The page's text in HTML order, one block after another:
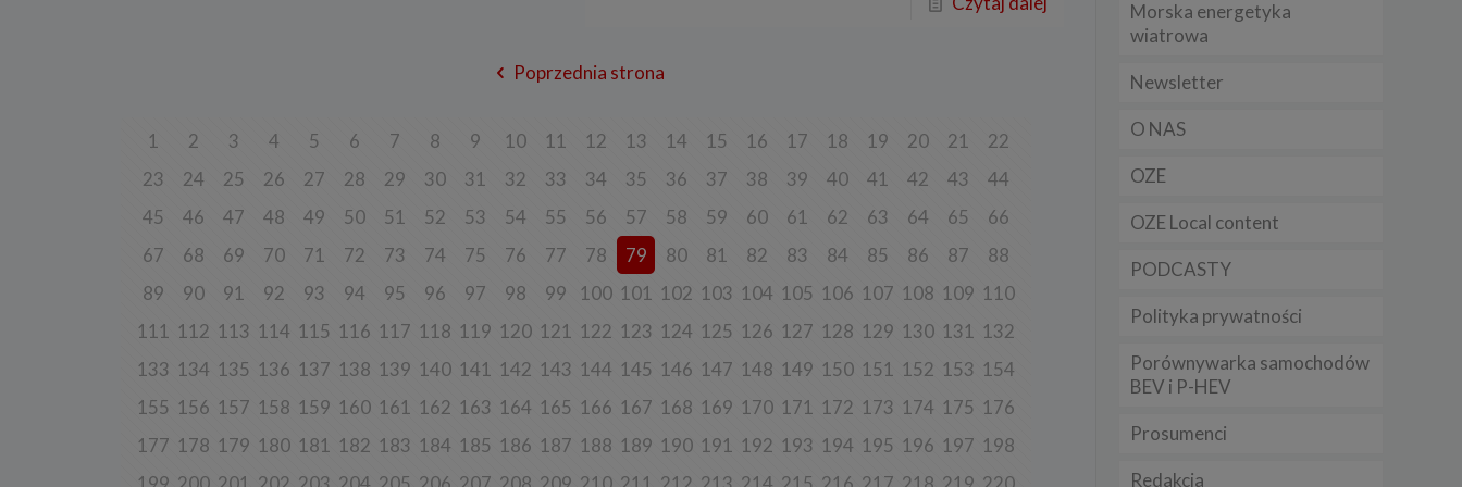
Poprzednia strona
1 2 3 4 5 6 7 8 9 10 11 12 13 14 15 16 17 18 19 20 21
22
23
24 25 26 27 28 29 30 31 32 33 34 35 36 37 38 39 40 41 42 43
44
45
46 47 48 49 50 51 52 53 54 55 56 57 58 59 60 61 62 63 64 65
66
67
68 69 70 71 72 73 74 75 76 77 78 79 80 81 82 83 84 85 86 87
88
89
90 91 92 93 94 95 96 97 98 99 100 101 102 103 104 105 106 107 108 109 110
111 112 113 114 115 116 117 118 119 120 121 122 123 124 125 126 127 128 129 130 131 132
133 134 135 136 137 138 139 140 141 142 143 144 145 146 147 148 149 150 151 152 153 154
155 156 157 158 159 160 161 162 163 164 165 166 167 168 169 170 171 172 173 174 175 176
177 178 179 180 181 182 183 184 185 186 187 188 189 190 191 192 193 194 195 196 197 198
Morska energetyka
wiatrowa
Newsletter
O NAS
OZE
OZE Local content
PODCASTY
Polityka prywatności
Porównywarka samochodów
BEV i P-HEV
Prosumenci
Redakcja
6. Prawo do sprzeciwu
danych opisanych powyżej. Przestaniemy przetwarzać Twoje dane w tych celach, chyba że
będziemy w stanie wykazać, że w stosunku do Twoich danych istnieją dla nas ważne prawnie
uzasadnione podstawy, które są nadrzędne wobec Twoich interesów, praw i wolności lub
Twoje dane będą nam niezbędne do ewentualnego ustalenia, dochodzenia lub obrony
W każdej chwili przysługuje Ci prawo do wniesienia sprzeciwu wobec przetwarzania Twoich
danych w celu prowadzenia marketingu bezpośredniego. Jeżeli skorzystasz z tego prawa –
zaprzestaniemy przetwarzania danych w tym celu.
7. Okres przechowywania danych
Twoje dane osobowe:
a) niezbędne do świadczenia usług, będą przechowywane przez okres, w którym usługi te
będą świadczone, oraz po zakończeniu ich świadczenia, jednak wyłącznie jeżeli jest
dozwolone lub wymagane w świetle obowiązującego prawa np. przetwarzanie w celach
statystycznych, rozliczeniowych lub w celu dochodzenia roszczeń,
b) niezbędne do dostosowania treści serwisu do zainteresowań, prowadzenia marketingu
momentu wyrażenia sprzeciwu lub do czasu zakończenia korzystania przez Ciebie z usług